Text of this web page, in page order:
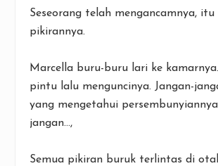
Seseorang telah mengancamnya,
pikirannya.
Marcella buru-buru lari ke
pintu lalu menguncinya. Jangan-
yang mengetahui
jangan...,
Semua pikiran buruk terlintas di